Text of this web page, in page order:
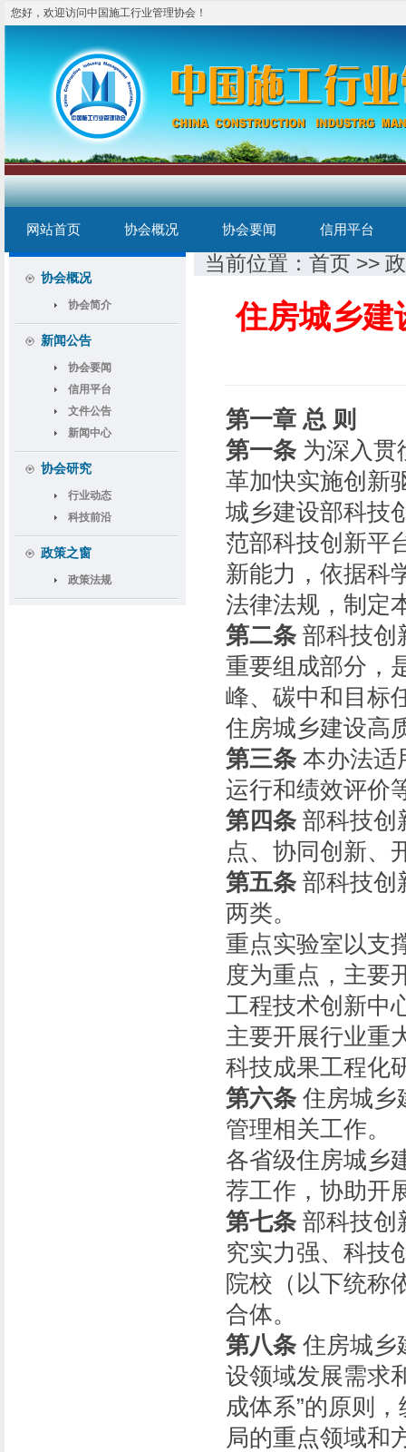
您好，欢迎访问中国施工行业管理协会！
网站首页 协会概况 协会要闻 信用平台
信用认证
信用评级
协会概况
协会简介
新闻公告
协会要闻
信用平台
文件公告
新闻中心
协会研究
行业动态
科技前沿
政策之窗
政策法规
当前位置： 首页 >>
住房城乡建
第一章 总 则
第一条 为深入贯
革加快实施创新
城乡建设部科技
范部科技创新平
新能力，依据科
法律法规，制定
第二条 部科技创
重要组成部分，
峰、碳中和目标
住房城乡建设高
第三条 本办法适
运行和绩效评价
第四条 部科技创
点、协同创新、
第五条 部科技创
两类。
重点实验室以支
度为重点，主要
工程技术创新中
主要开展行业重
科技成果工程化
第六条 住房城乡
管理相关工作。
各省级住房城乡
荐工作，协助开
第七条 部科技创
究实力强、科技
院校（以下统称
合体。
第八条 住房城乡
设领域发展需求
成体系”的原则
局的重点领域和